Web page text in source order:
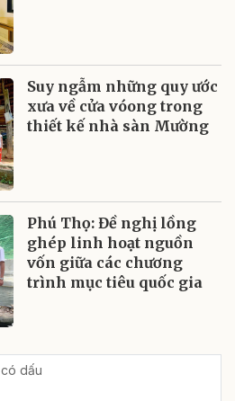
Suy ngẫm những quy ước
xưa về cửa vóong trong
thiết kế nhà sàn Mường
Phú Thọ: Đề nghị lồng
ghép linh hoạt nguồn
vốn giữa các chương
trình mục tiêu quốc gia